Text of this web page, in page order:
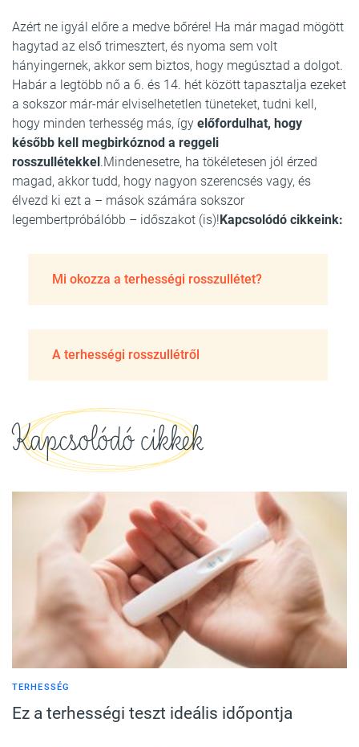
Azért ne igyál előre a medve bőrére! Ha már magad mögött
hagytad az első trimesztert, és nyoma sem volt
hányingernek, akkor sem biztos, hogy megúsztad a dolgot.
Habár a legtöbb nő a 6. és 14. hét között tapasztalja ezeket
a sokszor már-már elviselhetetlen tüneteket, tudni kell,
hogy minden terhesség más, így előfordulhat, hogy
később kell megbirkóznod a reggeli
rosszullétekkel.Mindenesetre, ha tökéletesen jól érzed
magad, akkor tudd, hogy nagyon szerencsés vagy, és
élvezd ki ezt a – mások számára sokszor
legembertpróbálóbb – időszakot (is)!Kapcsolódó cikkeink:
Mi okozza a terhességi rosszullétet?
A terhességi rosszullétről
Kapcsolódó cikkek
TERHESSÉG
Ez a terhességi teszt ideális időpontja